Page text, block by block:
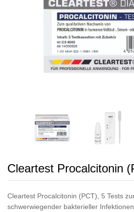
Cleartest Procalcitonin
Cleartest Procalcitonin (PCT), 5 Tests
schwerwiegender bakterieller